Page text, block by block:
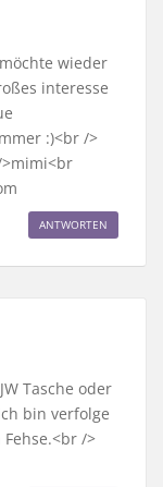
wieder
interesse
:)<br />
ANTWORTEN
Tasche oder
bin verfolge
Fehse.<br />